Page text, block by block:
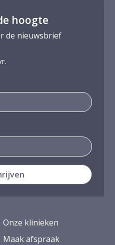
hoogte
de nieuwsbrief
Onze klinieken
Maak afspraak